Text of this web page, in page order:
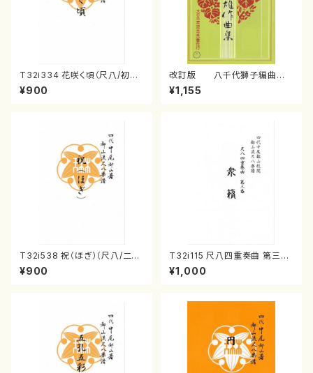
T32i334 花咲く頃（尺八/初代
山川園松/楽譜）都山流公刊楽譜
曲番:2037
¥900
改訂版 八千代獅子編曲
（編曲八千代獅子）(/宮城道
雄/楽譜）
¥1,155
T32i538 祝（ほぎ）（尺八/二代
池田静山/楽譜）都山流公刊楽譜
曲番:2247
¥900
T32i115 尺八四重奏曲 第三番
衆籟（尺八/初代 山本邦山/尺
八/都山式譜）都山流公刊楽譜曲
¥1,000